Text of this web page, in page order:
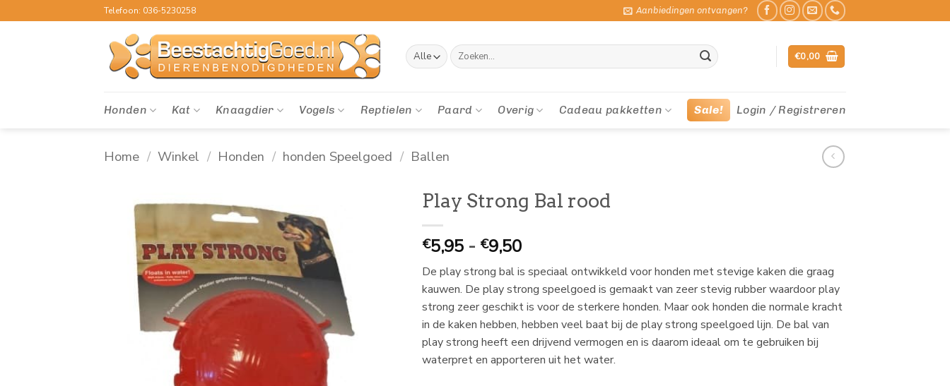
naar
Telefoon: 036-5230258 Aanbiedingen ontvangen?
Zoeken
naar:
€0,00
Honden Kat Knaagdier Vogels Reptielen Paard Overig Cadeau pakketten Sale! Login / Registreren
Home / Winkel / Honden / honden Speelgoed / Ballen
Play Strong Bal rood
€5,95 - €9,50Prijsklasse:
5,95
tot
€
9,50
De play strong bal is speciaal ontwikkeld voor honden met stevige kaken die graag
kauwen. De play strong speelgoed is gemaakt van zeer stevig rubber waardoor play
strong zeer geschikt is voor de sterkere honden. Maar ook honden die normale kracht
in de kaken hebben, hebben veel baat bij de play strong speelgoed lijn. De bal van
play strong heeft een drijvend vermogen en is daarom ideaal om te gebruiken bij
waterpret en apporteren uit het water.